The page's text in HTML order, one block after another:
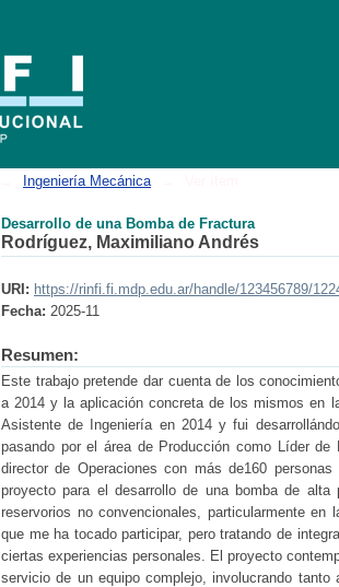
Ingeniería Mecánica
Desarrollo de una Bomba de Fractura​
Rodríguez, Maximiliano Andrés
URI: https://rinfi.fi.mdp.edu.ar/handle/123456789/
Fecha: 2025-11
Resumen:
Este trabajo pretende dar cuenta de los
a 2014 y la aplicación concreta de los mismos en
Asistente de Ingeniería en 2014 y fui
pasando por el área de Producción como Líder
director de Operaciones con más de160
proyecto para el desarrollo de una bomba de alta
reservorios no convencionales, particularmente
que me ha tocado participar, pero tratando de
ciertas experiencias personales. El proyecto
servicio de un equipo complejo, involucrando